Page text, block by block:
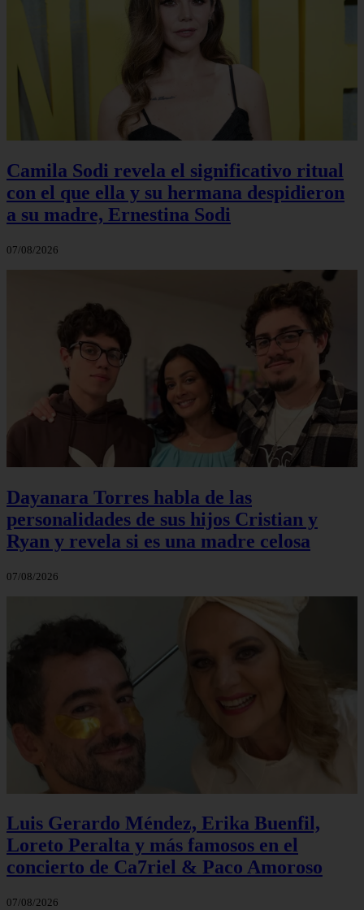
Camila Sodi revela el significativo ritual
con el que ella y su hermana despidieron
a su madre, Ernestina Sodi
07/08/2026
Dayanara Torres habla de las
personalidades de sus hijos Cristian y
Ryan y revela si es una madre celosa
07/08/2026
Luis Gerardo Méndez, Erika Buenfil,
Loreto Peralta y más famosos en el
concierto de Ca7riel & Paco Amoroso
07/08/2026